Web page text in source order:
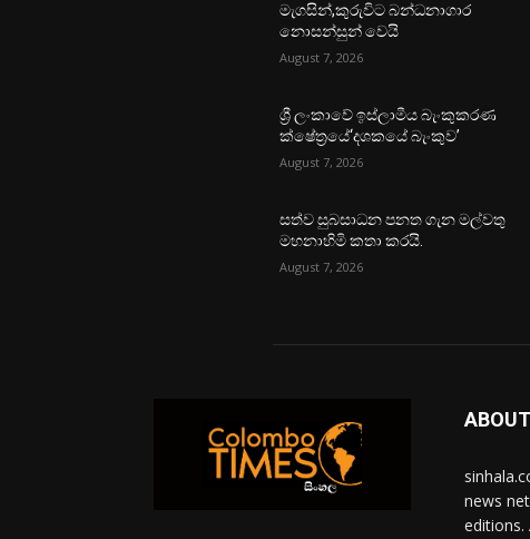
මැගසින්,කුරුවිට බන්ධනාගාර
නොසන්සුන් වෙයි
August 7, 2026
ශ්‍රී ලංකාවේ ඉස්ලාමීය බැංකුකරණ
ක්ෂේත්‍රයේ‘දශකයේ බැංකුව’
August 7, 2026
සත්ව සුබසාධන පනත ගැන මල්වතු
මහනාහිමි කතා කරයි.
August 7, 2026
news
editions.